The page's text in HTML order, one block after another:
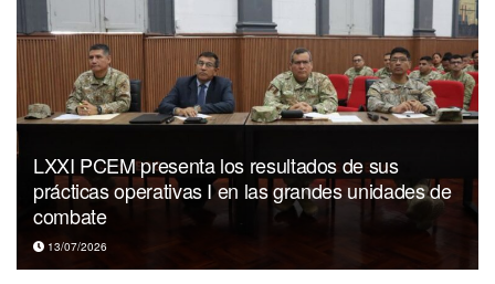
LXXI PCEM presenta los resultados de sus
prácticas operativas I en las grandes unidades de
combate
13/07/2026